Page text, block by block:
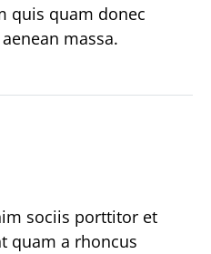
quis quam donec
massa.
sociis porttitor et
quam a rhoncus